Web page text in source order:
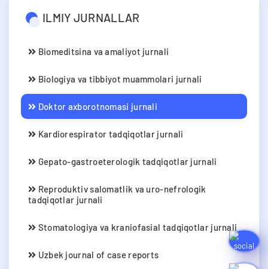
ILMIY JURNALLAR
Biomeditsina va amaliyot jurnali
Biologiya va tibbiyot muammolari jurnali
Doktor axborotnomasi jurnali
Kardiorespirator tadqiqotlar jurnali
Gepato-gastroeterologik tadqiqotlar jurnali
Reproduktiv salomatlik va uro-nefrologik
tadqiqotlar jurnali
Stomatologiya va kraniofasial tadqiqotlar jurnali
Uzbek journal of case reports